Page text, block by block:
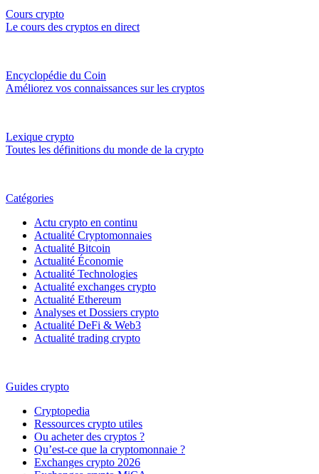
Cours crypto
Le cours des cryptos en direct
Encyclopédie du Coin
Améliorez vos connaissances sur les cryptos
Lexique crypto
Toutes les définitions du monde de la crypto
Catégories
Actu crypto en continu
Actualité Cryptomonnaies
Actualité Bitcoin
Actualité Économie
Actualité Technologies
Actualité exchanges crypto
Actualité Ethereum
Analyses et Dossiers crypto
Actualité DeFi & Web3
Actualité trading crypto
Guides crypto
Cryptopedia
Ressources crypto utiles
Ou acheter des cryptos ?
Qu’est-ce que la cryptomonnaie ?
Exchanges crypto 2026